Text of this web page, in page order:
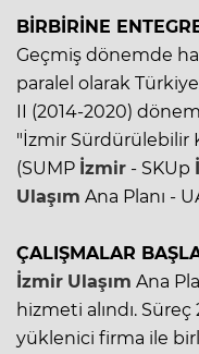
BİRBİRİNE
Geçmiş dönemde
paralel olarak
II (2014-2020)
"İzmir Sürdürülebilir
(SUMP İzmir - SKUp
Ulaşım Ana Planı -
ÇALIŞMALAR
İzmir Ulaşım Ana
hizmeti alındı.
yüklenici firma ile